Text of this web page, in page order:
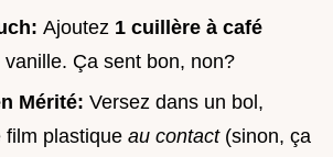
Ajoutez 1 cuillère à café
Ça sent bon, non?
Mérité: Versez dans un bol,
film plastique au contact (sinon, ça